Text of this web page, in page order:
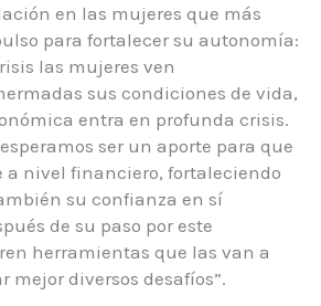
en las mujeres que más
para fortalecer su autonomía:
las mujeres ven
sus condiciones de vida,
entra en profunda crisis.
ser un aporte para que
a nivel financiero, fortaleciendo
su confianza en sí
de su paso por este
herramientas que las van a
mejor diversos desafíos”.